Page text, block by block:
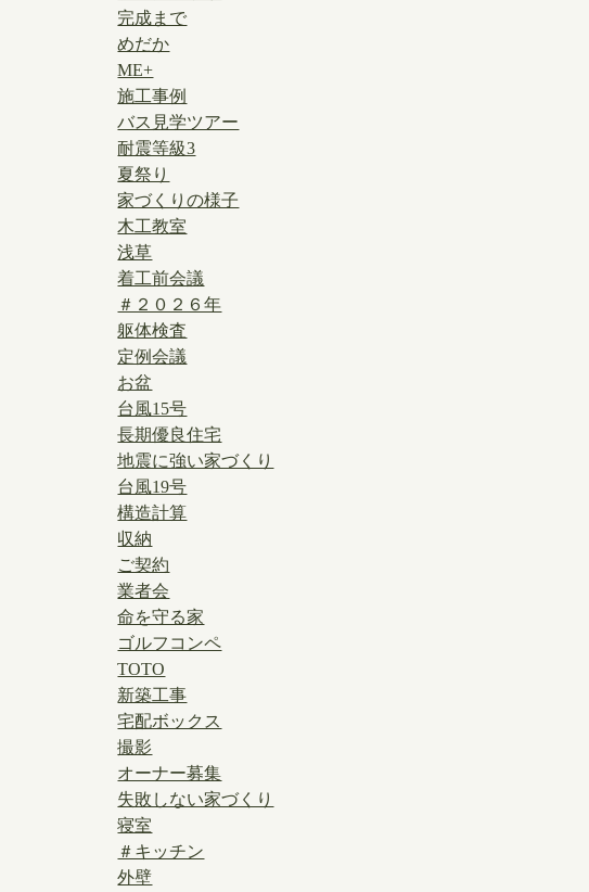
完成まで
めだか
ME+
施工事例
バス見学ツアー
耐震等級3
夏祭り
家づくりの様子
木工教室
浅草
着工前会議
＃２０２６年
躯体検査
定例会議
お盆
台風15号
長期優良住宅
地震に強い家づくり
台風19号
構造計算
収納
ご契約
業者会
命を守る家
ゴルフコンペ
TOTO
新築工事
宅配ボックス
撮影
オーナー募集
失敗しない家づくり
寝室
＃キッチン
外壁